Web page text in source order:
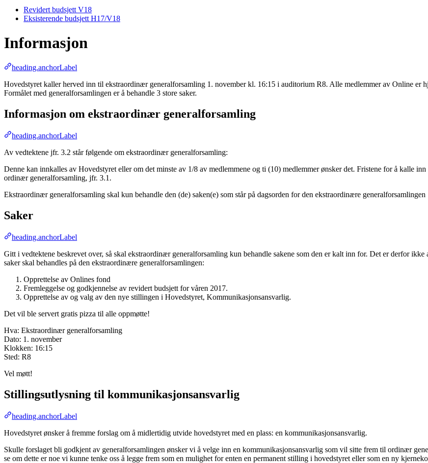
Revidert budsjett V18
Eksisterende budsjett H17/V18
Informasjon
heading.anchorLabel
Hovedstyret kaller herved inn til ekstraordinær generalforsamling 1. november kl. 16:15 i auditorium R8. Alle medlemmer av Online er
Formålet med generalforsamlingen er å behandle 3 store saker.
Informasjon om ekstraordinær generalforsamling
heading.anchorLabel
Av vedtektene jfr. 3.2 står følgende om ekstraordinær generalforsamling:
Denne kan innkalles av Hovedstyret eller om det minste av 1/8 av medlemmene og ti (10) medlemmer ønsker det. Fristene for å kalle
ordinær generalforsamling, jfr. 3.1.
Ekstraordinær generalforsamling skal kun behandle den (de) saken(e) som står på dagsorden for den ekstraordinære generalforsamlingen
Saker
heading.anchorLabel
Gitt i vedtektene beskrevet over, så skal ekstraordinær generalforsamling kun behandle sakene som den er kalt inn for. Det er derfor
saker skal behandles på den ekstraordinære generalforsamlingen:
Opprettelse av Onlines fond
Fremleggelse og godkjennelse av revidert budsjett for våren 2017.
Opprettelse av og valg av den nye stillingen i Hovedstyret, Kommunikasjonsansvarlig.
Det vil ble servert gratis pizza til alle oppmøtte!
Hva: Ekstraordinær generalforsamling
Dato: 1. november
Klokken: 16:15
Sted: R8
Vel møtt!
Stillingsutlysning til kommunikasjonsansvarlig
heading.anchorLabel
Hovedstyret ønsker å fremme forslag om å midlertidig utvide hovedstyret med en plass: en kommunikasjonsansvarlig.
Skulle forslaget bli godkjent av generalforsamlingen ønsker vi å velge inn en kommunikasjonsansvarlig som vil sitte frem til ordinær
se om dette er noe vi kunne tenke oss å legge frem som en mulighet for enten en permanent stilling i hovedstyret eller som en ny